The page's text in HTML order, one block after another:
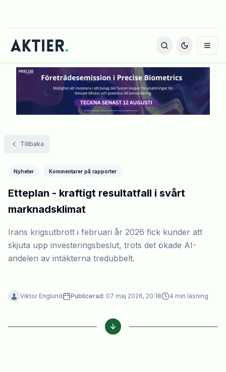
Tillbaka
Nyheter Kommentarer på rapporter
Etteplan - kraftigt resultatfall i svårt
marknadsklimat
Irans krigsutbrott i februari år 2026 fick kunder att
skjuta upp investeringsbeslut, trots det ökade AI-
andelen av intäkterna tredubbelt.
Viktor Englund Publicerad: 07 maj 2026, 20:18 4 min läsning